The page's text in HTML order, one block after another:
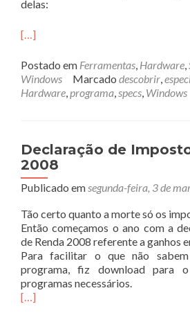
delas:
[…]
Postado em Ferramentas Hardware
Windows
Marcado descobrir
Hardware programa specs Windows
Declaração de
2008
Publicado em segunda-feira, 3 de
Tão certo quanto a morte só os
Então começamos o ano com a
de Renda 2008 referente a ganhos
Para facilitar o que não
programa, fiz download para
programas necessários.
[…]